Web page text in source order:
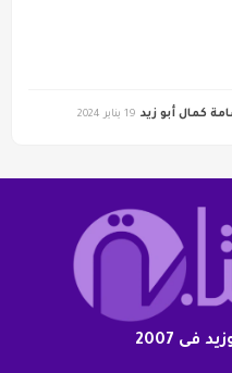
كمال أبو زيد 19 يناير 2024
2007